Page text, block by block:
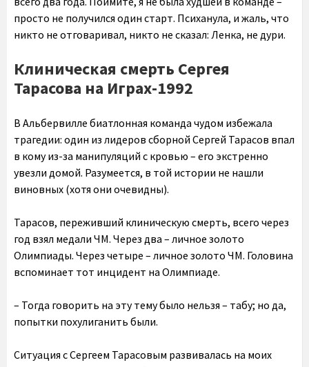
просто не получился один старт. Психанула, и жаль, что
никто не отговаривал, никто не сказал: Ленка, не дури.
Клиническая смерть Сергея
Тарасова на Играх-1992
В Альбервилле биатлонная команда чудом избежала
трагедии: один из лидеров сборной Сергей Тарасов впал
в кому из-за манипуляций с кровью – его экстренно
увезли домой. Разумеется, в той истории не нашли
виновных (хотя они очевидны).
Тарасов, переживший клиническую смерть, всего через
год взял медали ЧМ. Через два – личное золото
Олимпиады. Через четыре – личное золото ЧМ. Головина
вспоминает тот инцидент на Олимпиаде.
– Тогда говорить на эту тему было нельзя – табу; но да,
попытки похулиганить были.
Ситуация с Сергеем Тарасовым развивалась на моих